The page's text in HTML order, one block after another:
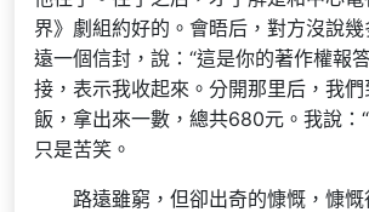
界》劇組約好的。會晤后，對方沒說
遠一個信封，說：“這是你的著作權報
接，表示我收起來。分開那里后，我
飯，拿出來一數，總共680元。我說：
只是苦笑。
路遠雖窮，但卻出奇的慷慨，慷